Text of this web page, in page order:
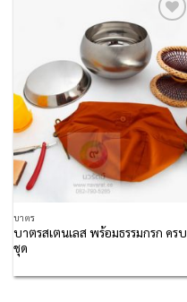
Wishlist
บาตร
บาตรสเตนเลส พร้อมธรรมกรก ครบ
ชุด